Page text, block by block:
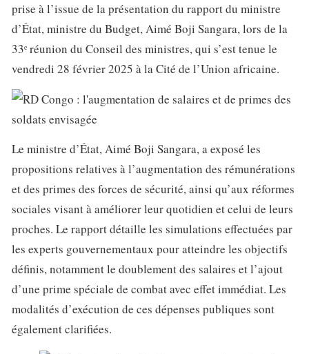
prise à l’issue de la présentation du rapport du ministre
d’État, ministre du Budget, Aimé Boji Sangara, lors de la
33ᵉ réunion du Conseil des ministres, qui s’est tenue le
vendredi 28 février 2025 à la Cité de l’Union africaine.
Le ministre d’État, Aimé Boji Sangara, a exposé les
propositions relatives à l’augmentation des rémunérations
et des primes des forces de sécurité, ainsi qu’aux réformes
sociales visant à améliorer leur quotidien et celui de leurs
proches. Le rapport détaille les simulations effectuées par
les experts gouvernementaux pour atteindre les objectifs
définis, notamment le doublement des salaires et l’ajout
d’une prime spéciale de combat avec effet immédiat. Les
modalités d’exécution de ces dépenses publiques sont
également clarifiées.